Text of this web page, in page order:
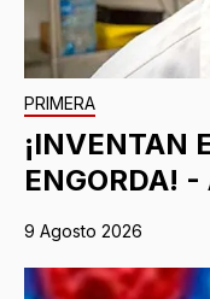
PRIMERA
¡INVENTAN
ENGORDA!
9 Agosto 2026